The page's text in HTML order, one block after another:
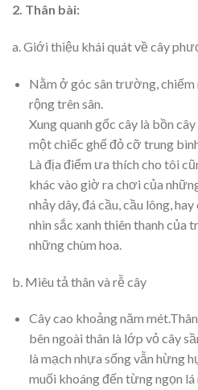
2. Thân bài:
a. Giới thiệu khái quát về cây
Nằm ở góc sân trường, chiếm
rộng trên sân.
Xung quanh gốc cây là bồn
một chiếc ghế đỏ cỡ trung
Là địa điểm ưa thích cho tôi
khác vào giờ ra chơi của
nhảy dây, đá cầu, cầu lông,
nhìn sắc xanh thiên thanh của
những chùm hoa.
b. Miêu tả thân và rễ cây
Cây cao khoảng năm
bên ngoài thân là lớp vỏ cây
là mạch nhựa sống vẫn hừng
muối khoáng đến từng ngọn lá